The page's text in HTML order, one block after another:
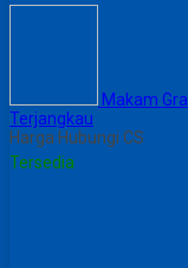
Makam
Terjangkau
Harga Hubungi CS
Tersedia